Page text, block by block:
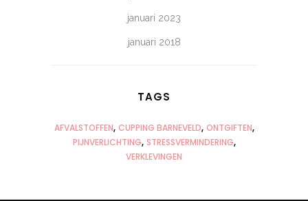
januari 2023
januari 2018
TAGS
AFVALSTOFFEN CUPPING BARNEVELD ONTGIFTEN
PIJNVERLICHTING STRESSVERMINDERING
VERKLEVINGEN